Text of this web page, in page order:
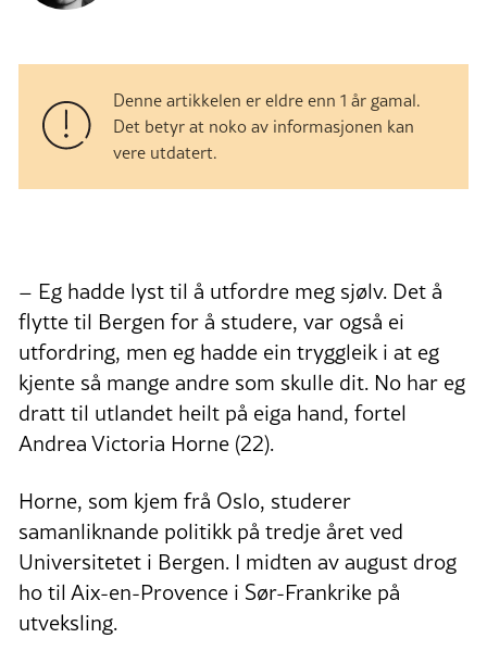
Denne artikkelen er eldre enn 1 år gamal.
Det betyr at noko av informasjonen kan
vere utdatert.
– Eg hadde lyst til å utfordre meg sjølv. Det å
flytte til Bergen for å studere, var også ei
utfordring, men eg hadde ein tryggleik i at eg
kjente så mange andre som skulle dit. No har eg
dratt til utlandet heilt på eiga hand, fortel
Andrea Victoria Horne (22).
Horne, som kjem frå Oslo, studerer
samanliknande politikk på tredje året ved
Universitetet i Bergen. I midten av august drog
ho til Aix-en-Provence i Sør-Frankrike på
utveksling.